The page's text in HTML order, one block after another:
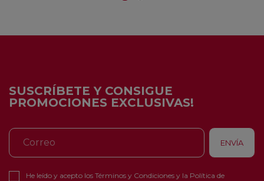
SUSCRÍBETE Y CONSIGUE
PROMOCIONES EXCLUSIVAS!
He leído y acepto los Términos y Condiciones y la Política de